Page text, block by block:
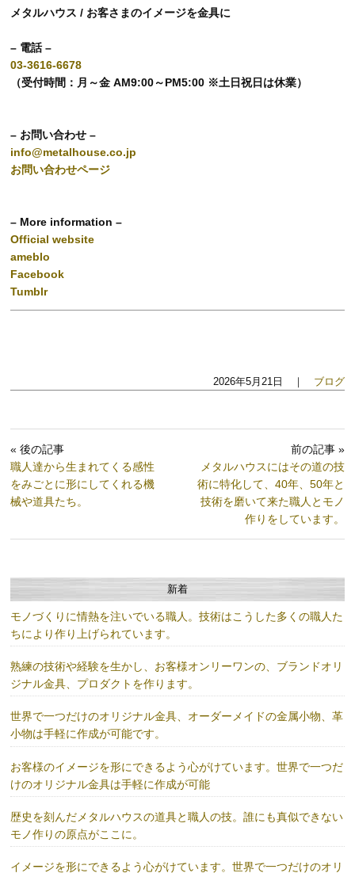
メタルハウス / お客さまのイメージを金具に
– 電話 –
03-3616-6678
（受付時間：月～金 AM9:00～PM5:00 ※土日祝日は休業）
– お問い合わせ –
info@metalhouse.co.jp
お問い合わせページ
– More information –
Official website
ameblo
Facebook
Tumblr
2026年5月21日 ｜ ブログ
« 後の記事
職人達から生まれてくる感性
をみごとに形にしてくれる機
械や道具たち。
前の記事 »
メタルハウスにはその道の技
術に特化して、40年、50年と
技術を磨いて来た職人とモノ
作りをしています。
新着
モノづくりに情熱を注いでいる職人。技術はこうした多くの職人た
ちにより作り上げられています。
熟練の技術や経験を生かし、お客様オンリーワンの、ブランドオリ
ジナル金具、プロダクトを作ります。
世界で一つだけのオリジナル金具、オーダーメイドの金属小物、革
小物は手軽に作成が可能です。
お客様のイメージを形にできるよう心がけています。世界で一つだ
けのオリジナル金具は手軽に作成が可能
歴史を刻んだメタルハウスの道具と職人の技。誰にも真似できない
モノ作りの原点がここに。
イメージを形にできるよう心がけています。世界で一つだけのオリ